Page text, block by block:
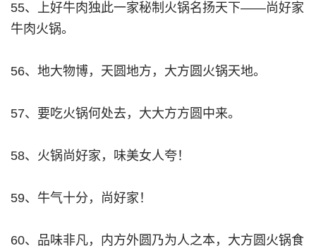
55、上好牛肉独此一家秘制火锅名扬天下——尚好家
牛肉火锅。
56、地大物博，天圆地方，大方圆火锅天地。
57、要吃火锅何处去，大大方方圆中来。
58、火锅尚好家，味美女人夸！
59、牛气十分，尚好家！
60、品味非凡，内方外圆乃为人之本，大方圆火锅食